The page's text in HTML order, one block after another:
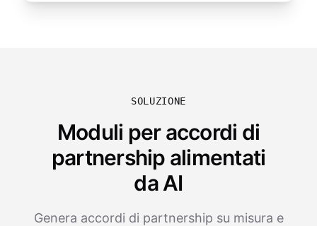
SOLUZIONE
Moduli per accordi di
partnership alimentati
da AI
Genera accordi di partnership su misura e